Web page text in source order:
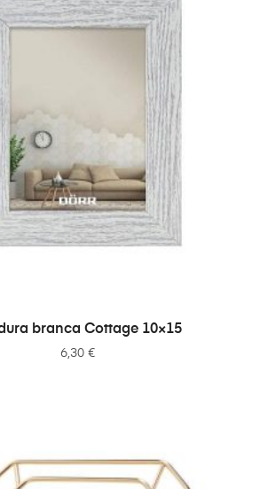
ADICIONAR
branca Cottage 10×15
6,30 €